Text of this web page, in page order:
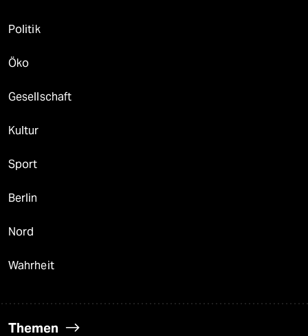
Politik
Öko
Gesellschaft
Kultur
Sport
Berlin
Nord
Wahrheit
Themen